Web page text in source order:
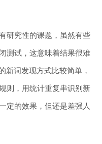
研究性的课题，虽然有些
测试，这意味着结果很难
新词发现方式比较简单，
则，用统计重复串识别新
定的效果，但还是差强人